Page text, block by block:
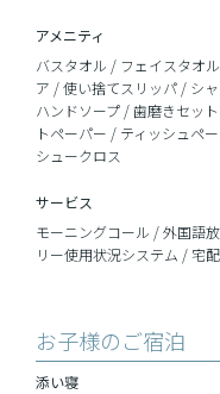
アメニティ
バスタオル / フェイスタオ
ア / 使い捨てスリッパ / シ
ハンドソープ / 歯磨きセッ
トペーパー / ティッシュペ
シュークロス
サービス
モーニングコール / 外国語
リー使用状況システム / 宅
お子様のご宿泊
添い寝